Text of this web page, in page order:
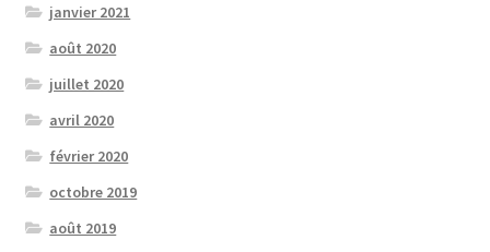
janvier 2021
août 2020
juillet 2020
avril 2020
février 2020
octobre 2019
août 2019